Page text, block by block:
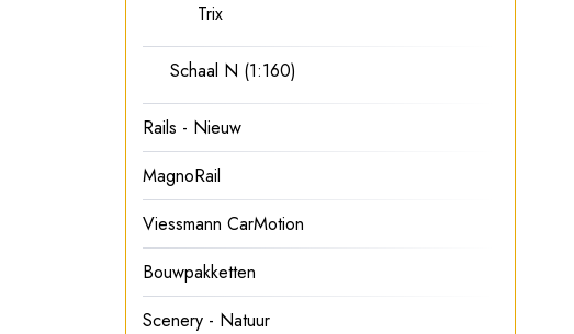
Trix
Schaal N (1:160)
Rails - Nieuw
MagnoRail
Viessmann CarMotion
Bouwpakketten
Scenery - Natuur